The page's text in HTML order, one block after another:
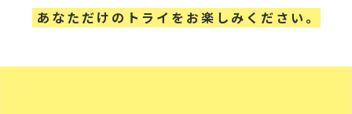
あなただけのトライをお楽しみください。